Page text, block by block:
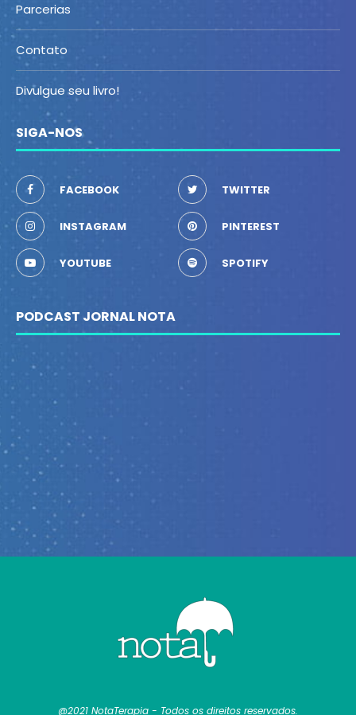
Parcerias
Contato
Divulgue seu livro!
SIGA-NOS
FACEBOOK TWITTER
INSTAGRAM PINTEREST
YOUTUBE SPOTIFY
PODCAST JORNAL NOTA
@2021 NotaTerapia - Todos os direitos reservados.